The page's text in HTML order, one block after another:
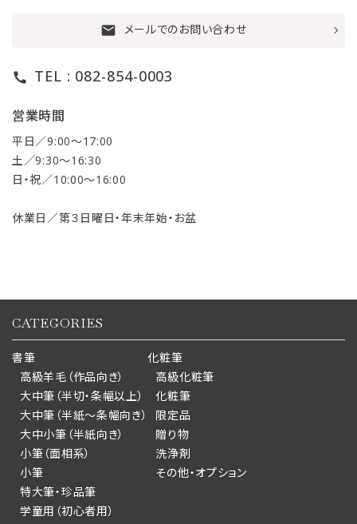
mail メールでのお問い合わせ
call TEL : 082-854-0003
営業時間
平日／9:00〜17:00
土／9:30〜16:30
日・祝／10:00〜16:00
休業日／第３日曜日・年末年始・お盆
CATEGORIES
書筆
高級羊毛（作品向き）
大中筆（半切・条幅以上）
大中筆（半紙～条幅向き）
大中小筆（半紙向き）
小筆（面相系）
小筆
特大筆・珍品筆
学童用（初心者用）
化粧筆
高級化粧筆
化粧筆
限定品
贈り物
洗浄剤
その他・オプション